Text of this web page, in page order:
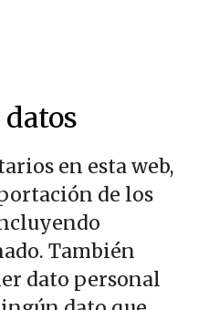
en esta web,
de los
También
dato personal